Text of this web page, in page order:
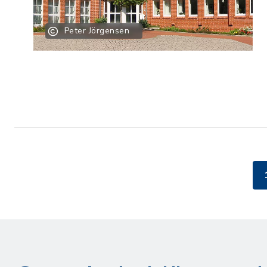
Peter Jörgensen